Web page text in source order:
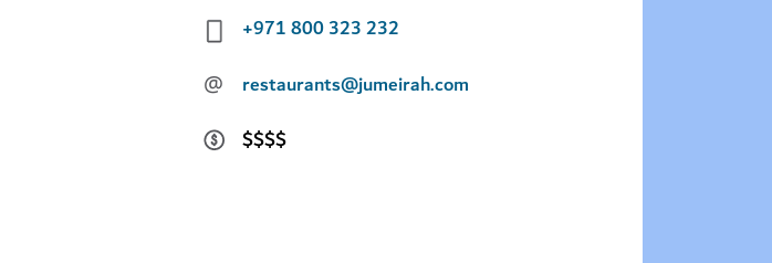
+971 800 323 232
@
restaurants@jumeirah.com
$$$$